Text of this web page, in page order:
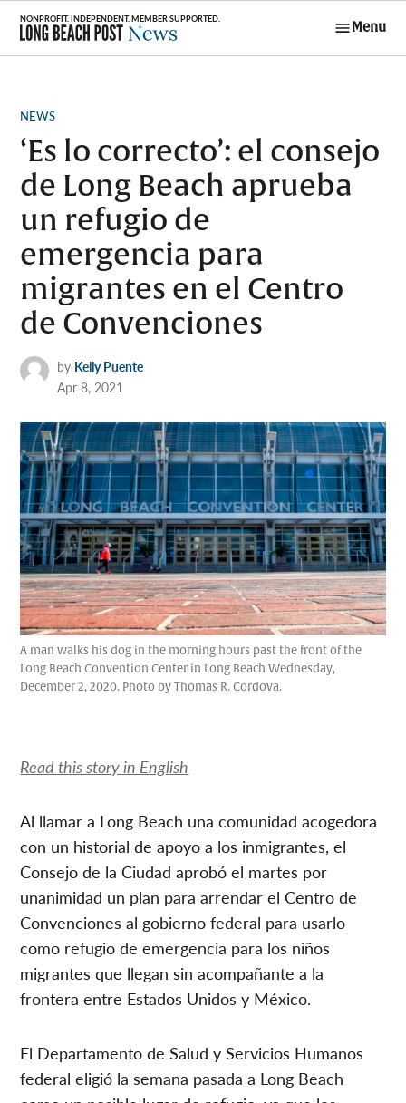
Skip
content
Menu
POSTED
NEWS
‘Es lo correcto’: el consejo
de Long Beach aprueba
un refugio de
emergencia para
migrantes en el Centro
de Convenciones
by Kelly Puente
Apr 8, 2021
A man walks his dog in the morning hours past the front of the
Long Beach Convention Center in Long Beach Wednesday,
December 2, 2020. Photo by Thomas R. Cordova.
Read this story in English
Al llamar a Long Beach una comunidad acogedora
con un historial de apoyo a los inmigrantes, el
Consejo de la Ciudad aprobó el martes por
unanimidad un plan para arrendar el Centro de
Convenciones al gobierno federal para usarlo
como refugio de emergencia para los niños
migrantes que llegan sin acompañante a la
frontera entre Estados Unidos y México.
El Departamento de Salud y Servicios Humanos
federal eligió la semana pasada a Long Beach